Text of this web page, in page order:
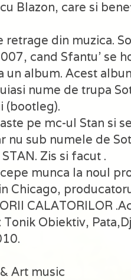
Blazon, care si
retrage din muzica.
cand Sfantu’ se
un album. Acest
nume de trupa
(bootleg).
pe mc-ul Stan si
nu sub numele de
Zis si facut .
munca la noul
Chicago,
CALATORILOR
Obiektiv,
Art music